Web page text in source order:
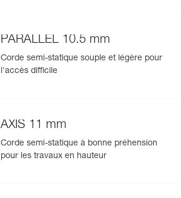
PARALLEL 10.5 mm
Corde semi-statique souple et légère pour
l'accès difficile
AXIS 11 mm
Corde semi-statique à bonne préhension
pour les travaux en hauteur